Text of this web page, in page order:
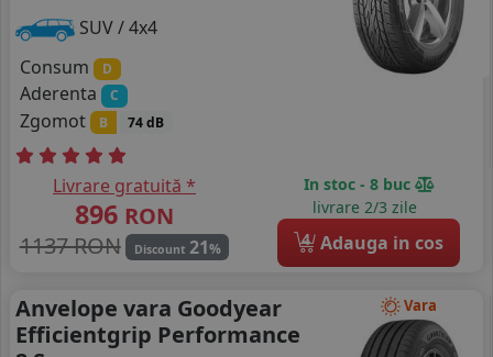
SUV / 4x4
Consum
D
Aderenta C
Zgomot B 74 dB
Livrare gratuită *
896 RON
1137 RON
Discount 21%
In stoc - 8 buc
livrare 2/3 zile
4 Adauga in cos
Vara
Anvelope vara Goodyear
Efficientgrip Performance